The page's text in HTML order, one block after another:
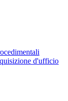
d'ufficio